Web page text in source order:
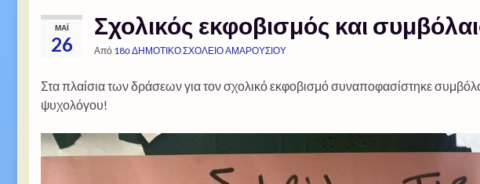
ΜΆΙ
26
Σχολικός εκφοβισμός και
Από 18ο ΔΗΜΟΤΙΚΟ ΣΧΟΛΕΙΟ ΑΜΑΡΟΥΣΙΟΥ
Στα πλαίσια των δράσεων για τον σχολικό εκφοβισμό συναποφασίστηκε
ψυχολόγου!